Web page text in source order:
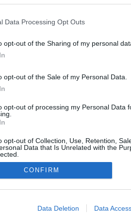
Data Processing Opt Outs
opt-out of the Sharing of my personal
opt-out of the Sale of my Personal Data.
opt-out of processing my Personal Data
opt-out of Collection, Use, Retention,
Data that Is Unrelated with the
CONFIRM
Data Deletion Data
nuevo cruce a Ceuta desde Marruecos para
sobre el PP por la acogida de los menores
a los menores migrantes
y ADN: dentro de la oficina que busca a los
Púnica y refugio de cargos del PP: así
el ático de Ayuso